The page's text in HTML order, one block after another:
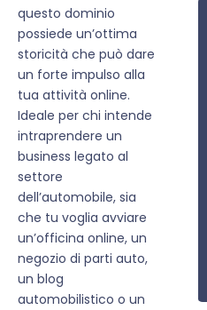
questo dominio
possiede un’ottima
storicità che può dare
un forte impulso alla
tua attività online.
Ideale per chi intende
intraprendere un
business legato al
settore
dell’automobile, sia
che tu voglia avviare
un’officina online, un
negozio di parti auto,
un blog
automobilistico o un